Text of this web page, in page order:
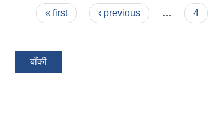
Pages
« first ‹ previous … 4
बाँकी